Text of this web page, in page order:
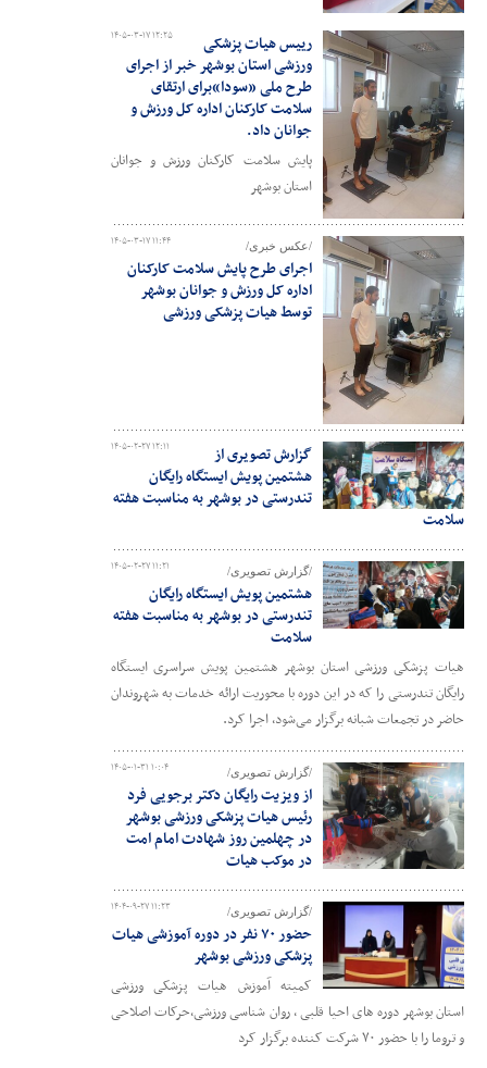
۱۴۰۵-۰۳-۱۷ ۱۲:۲۵
رییس هیات پزشکی
ورزشی استان بوشهر خبر از اجرای
طرح ملی «سودا»برای ارتقای
سلامت کارکنان اداره کل ورزش و
جوانان داد.
پایش سلامت کارکنان ورزش و جوانان
استان بوشهر
۱۴۰۵-۰۳-۱۷ ۱۱:۴۴ /عکس خبری/
اجرای طرح پایش سلامت کارکنان
اداره کل ورزش و جوانان بوشهر
توسط هیات پزشکی ورزشی
۱۴۰۵-۰۲-۲۷ ۱۲:۱۱
گزارش تصویری از
هشتمین پویش ایستگاه رایگان
تندرستی در بوشهر به مناسبت هفته
سلامت
۱۴۰۵-۰۲-۲۷ ۱۱:۲۱ /گزارش تصویری/
هشتمین پویش ایستگاه رایگان
تندرستی در بوشهر به مناسبت هفته
سلامت
هیات پزشکی ورزشی استان بوشهر هشتمین پویش سراسری ایستگاه
رایگان تندرستی را که در این دوره با محوریت ارائه خدمات به شهروندان
حاضر در تجمعات شبانه برگزار می‌شود، اجرا کرد.
۱۴۰۵-۰۱-۳۱ ۱۰:۰۴ /گزارش تصویری/
از ویزیت رایگان دکتر برجویی فرد
رئیس هیات پزشکی ورزشی بوشهر
در چهلمین روز شهادت امام امت
در موکب هیات
۱۴۰۴-۰۹-۲۷ ۱۱:۲۳ /گزارش تصویری/
حضور ۷۰ نفر در دوره آموزشی هیات
پزشکی ورزشی بوشهر
کمیته آموزش هیات پزشکی ورزشی
استان بوشهر دوره های احیا قلبی ، روان شناسی ورزشی،حرکات اصلاحی
و تروما را با حضور ۷۰ شرکت کننده برگزار کرد